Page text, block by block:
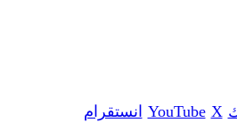
‫X
‫YouTube انستقرام